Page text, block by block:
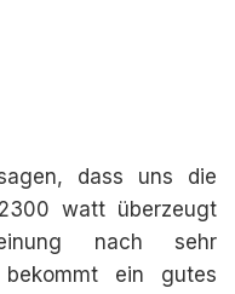
dass uns die
watt überzeugt
nach sehr
ein gutes